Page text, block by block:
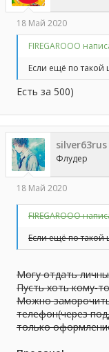
18 Май 2020
FIREGAROOO
Если ещё по такой
Есть за 500)
silver63rus
Флудер
18 Май 2020
FIREGAROOO
Если ещё по такой
Могу отдать
Пусть хоть кому-
Можно
телефон(через
только